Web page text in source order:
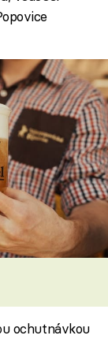
ochutnávkou